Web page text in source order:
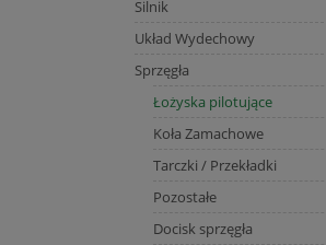
Silnik
Układ Wydechowy
Sprzęgła
Łożyska pilotujące
Koła Zamachowe
Tarczki / Przekładki
Pozostałe
Docisk sprzęgła